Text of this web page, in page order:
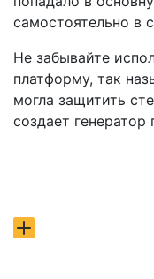
самостоятельно в
Не забывайте
платформу, так
могла защитить
создает генератор